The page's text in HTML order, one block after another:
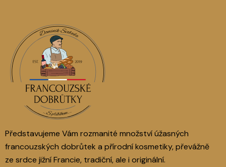
Představujeme Vám rozmanité množství úžasných
francouzských dobrůtek a přírodní kosmetiky, převážně
ze srdce jižní Francie, tradiční, ale i originální.